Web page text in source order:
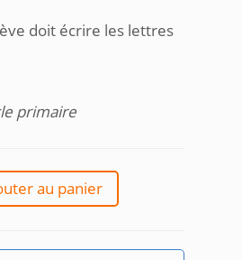
doit écrire les lettres
primaire
au panier